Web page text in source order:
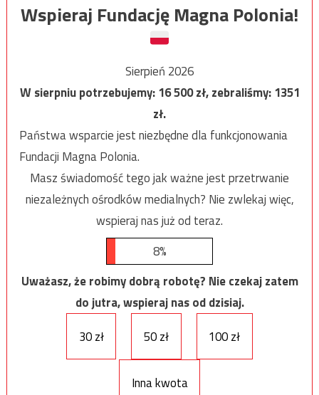
Wspieraj Fundację Magna Polonia!
Sierpień 2026
W sierpniu potrzebujemy:16 500zł, zebraliśmy:1351
zł.
Państwa wsparcie jest niezbędne dla funkcjonowania
Fundacji Magna Polonia.
Masz świadomość tego jak ważne jest przetrwanie
niezależnych ośrodków medialnych? Nie zwlekaj więc,
wspieraj nas już od teraz.
8%
Uważasz, że robimy dobrą robotę? Nie czekaj zatem
do jutra, wspieraj nas od dzisiaj.
30 zł
50 zł 100 zł
Inna kwota